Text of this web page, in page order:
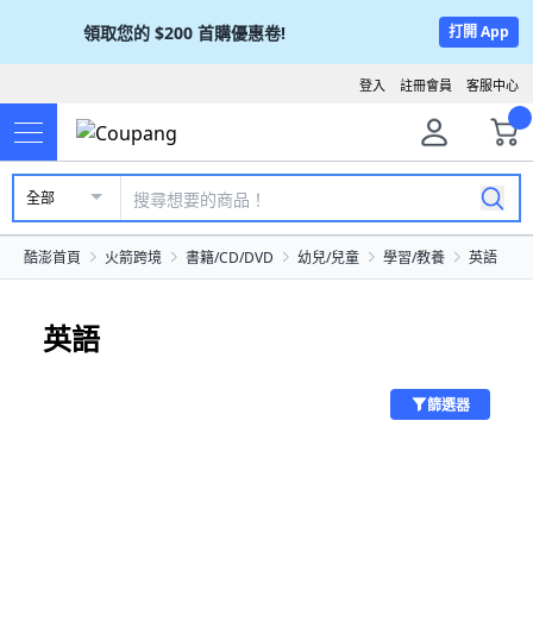
領取您的 $200 首購優惠卷! 打開 App
客服中心
註冊會員
登入
全部
酷澎首頁 火箭跨境 書籍/CD/DVD 幼兒/兒童 學習/教養 英語
英語
篩選器